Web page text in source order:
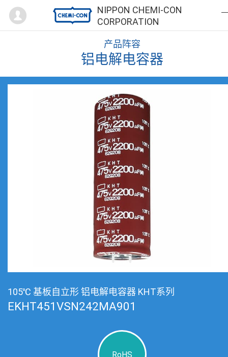
NIPPON CHEMI-CON
CORPORATION
Mypage
产品阵容
铝电解电容器
105℃ 基板自立形 铝电解电容器 KHT系列
EKHT451VSN242MA901
RoHS